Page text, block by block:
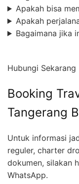
Apakah bisa
Apakah
Bagaimana jika
Hubungi Sekarang
Booking
Tangerang
Untuk informasi
reguler, charter
dokumen, silakan
WhatsApp.